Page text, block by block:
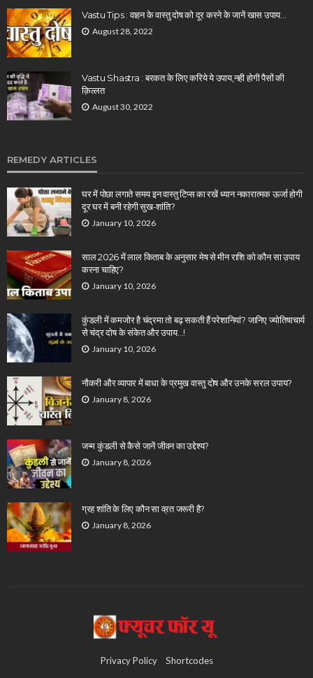
Vastu Tips : वाहन के वास्तु दोष को दूर करने के जानें खास उपाय…
August 28, 2022
Vastu Shastra : बरकत के लिए करिये ये उपाय,नही होगी पैसों की
क़िल्लत
August 30, 2022
REMEDY ARTICLES
घर में पोछा लगाते समय इन वास्तु टिप्स का रखें ध्यान नकारात्मक ऊर्जा होगी
दूर घर में बनी रहेगी सुख-शांति?
January 10, 2026
साल 2026 में लाल किताब के अनुसार मेष से मीन राशि को कौन सा उपाय
करना चाहिए?
January 10, 2026
कुंडली में कमजोर है चंद्रमा तो बढ़ सकती हैं परेशानियां? जानिए ज्योतिषाचार्य
से चंद्र दोष के संकेत और उपाय…!
January 10, 2026
नौकरी और व्यापार में बाधा के प्रमुख वास्तु दोष और उनके सरल उपाय?
January 8, 2026
जन्म कुंडली से कैसे जानें जीवन का उद्देश्य?
January 8, 2026
ग्रह शांति के लिए कौन सा व्रत जरूरी है?
January 8, 2026
Privacy Policy Shortcodes